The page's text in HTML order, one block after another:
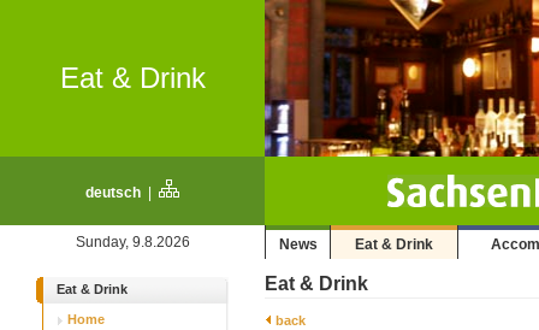
Eat & Drink
deutsch
Sunday, 9.8.2026 News Eat & Drink
Eat & Drink
Home
Eat & Drink
back